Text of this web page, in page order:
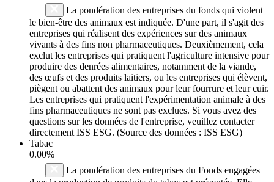
La pondération des entreprises du fonds qui violent
le bien-être des animaux est indiquée. D'une part, il s'agit des
entreprises qui réalisent des expériences sur des animaux
vivants à des fins non pharmaceutiques. Deuxièmement, cela
exclut les entreprises qui pratiquent l'agriculture intensive pour
produire des denrées alimentaires, notamment de la viande,
des œufs et des produits laitiers, ou les entreprises qui élèvent,
piègent ou abattent des animaux pour leur fourrure et leur cuir.
Les entreprises qui pratiquent l'expérimentation animale à des
fins pharmaceutiques ne sont pas exclues. Si vous avez des
questions sur les données de l'entreprise, veuillez contacter
directement ISS ESG. (Source des données : ISS ESG)
Tabac
0.00%
La pondération des entreprises du Fonds engagées